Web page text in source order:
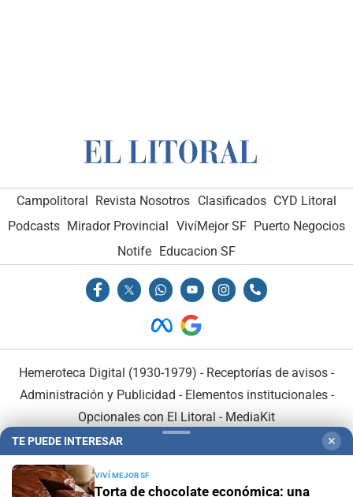
Campolitoral Revista Nosotros Clasificados CYD Litoral
Podcasts Mirador Provincial VivíMejor SF Puerto Negocios
Notife Educacion SF
Hemeroteca Digital (1930-1979) - Receptorías de avisos -
Administración y Publicidad - Elementos institucionales-
Opcionales con El Litoral - MediaKit
TE PUEDE INTERESAR ✕
VIVÍ MEJOR SF
Torta de chocolate económica: una